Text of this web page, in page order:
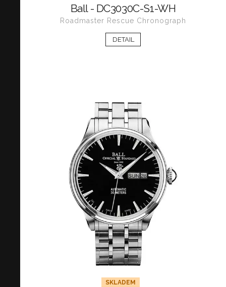
Ball - DC3030C-S1-WH
Roadmaster Rescue Chronograph
DETAIL
SKLADEM